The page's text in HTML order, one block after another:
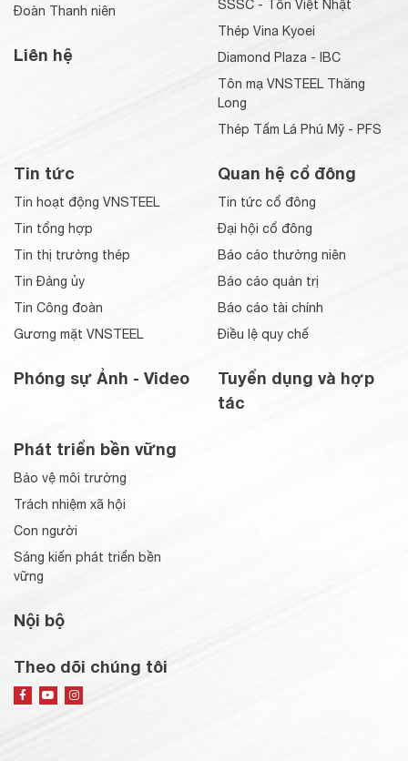
Đoàn Thanh niên
Liên hệ
SSSC - Tôn Việt Nhật
Thép Vina Kyoei
Diamond Plaza - IBC
Tôn mạ VNSTEEL Thăng
Long
Thép Tấm Lá Phú Mỹ - PFS
Tin tức
Tin hoạt động VNSTEEL
Tin tổng hợp
Tin thị trường thép
Tin Đảng ủy
Tin Công đoàn
Gương mặt VNSTEEL
Phóng sự Ảnh - Video
Quan hệ cổ đông
Tin tức cổ đông
Đại hội cổ đông
Báo cáo thường niên
Báo cáo quản trị
Báo cáo tài chính
Điều lệ quy chế
Tuyển dụng và hợp
tác
Phát triển bền vững
Bảo vệ môi trường
Trách nhiệm xã hội
Con người
Sáng kiến phát triển bền
vững
Nội bộ
Theo dõi chúng tôi